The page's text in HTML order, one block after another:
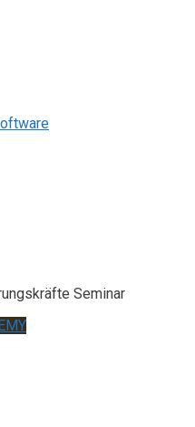
Seminar